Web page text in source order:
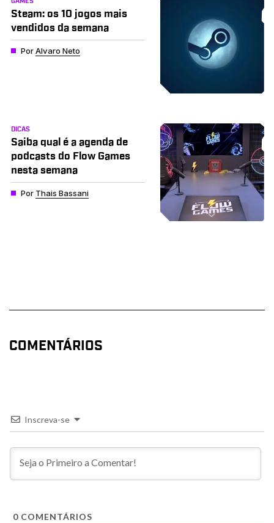
Steam: os 10 jogos mais
vendidos da semana
PorAlvaro Neto
DICAS
Saiba qual é a agenda de
podcasts do Flow Games
nesta semana
Por Thais Bassani
COMENTÁRIOS
Inscreva-se
0 COMENTÁRIOS